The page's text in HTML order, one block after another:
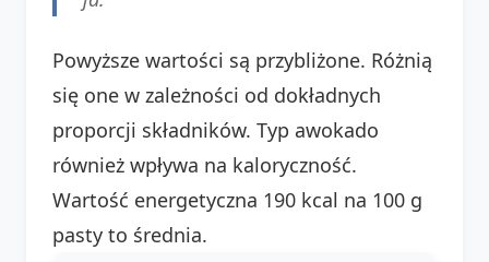
Powyższe wartości są przybliżone. Różnią
się one w zależności od dokładnych
proporcji składników. Typ awokado
również wpływa na kaloryczność.
Wartość energetyczna 190 kcal na 100 g
pasty to średnia.